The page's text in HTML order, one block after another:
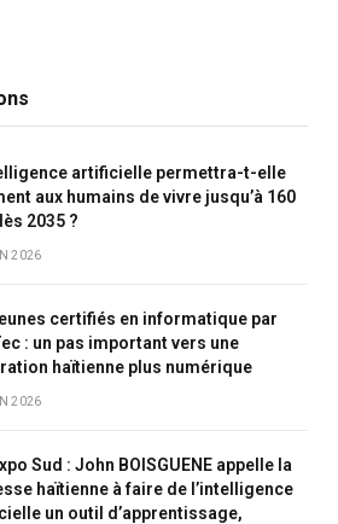
artificielle permettra-t-elle
aux humains de vivre jusqu’à 160
2035 ?
2026
certifiés en informatique par
: un pas important vers une
haïtienne plus numérique
2026
Sud : John BOISGUENE appelle la
haïtienne à faire de l’intelligence
un outil d’apprentissage,